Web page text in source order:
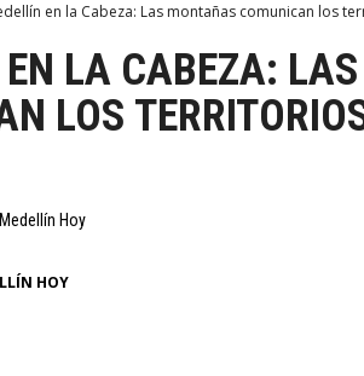
en la Cabeza: Las montañas comunican los
LA CABEZA:
LOS
HOY